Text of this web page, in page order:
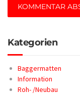
Kategorien
Baggermatten
Information
Roh- /Neubau